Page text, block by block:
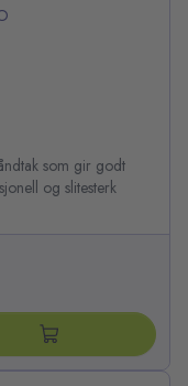
som gir godt
og slitesterk